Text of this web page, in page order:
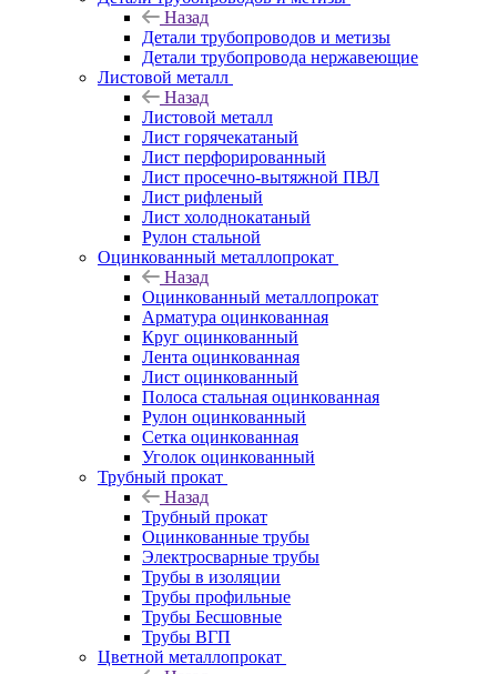
Назад
Детали трубопроводов и метизы
Детали трубопровода нержавеющие
Листовой металл
Назад
Листовой металл
Лист горячекатаный
Лист перфорированный
Лист просечно-вытяжной ПВЛ
Лист рифленый
Лист холоднокатаный
Рулон стальной
Оцинкованный металлопрокат
Назад
Оцинкованный металлопрокат
Арматура оцинкованная
Круг оцинкованный
Лента оцинкованная
Лист оцинкованный
Полоса стальная оцинкованная
Рулон оцинкованный
Сетка оцинкованная
Уголок оцинкованный
Трубный прокат
Назад
Трубный прокат
Оцинкованные трубы
Электросварные трубы
Трубы в изоляции
Трубы профильные
Трубы Бесшовные
Трубы ВГП
Цветной металлопрокат